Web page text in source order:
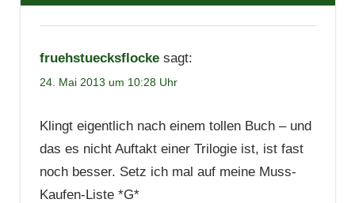
fruehstuecksflocke sagt:
24. Mai 2013 um 10:28 Uhr
Klingt eigentlich nach einem tollen Buch – und
das es nicht Auftakt einer Trilogie ist, ist fast
noch besser. Setz ich mal auf meine Muss-
Kaufen-Liste *G*